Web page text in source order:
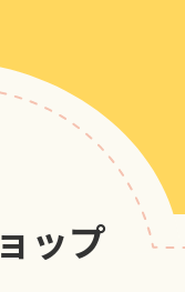
ップ